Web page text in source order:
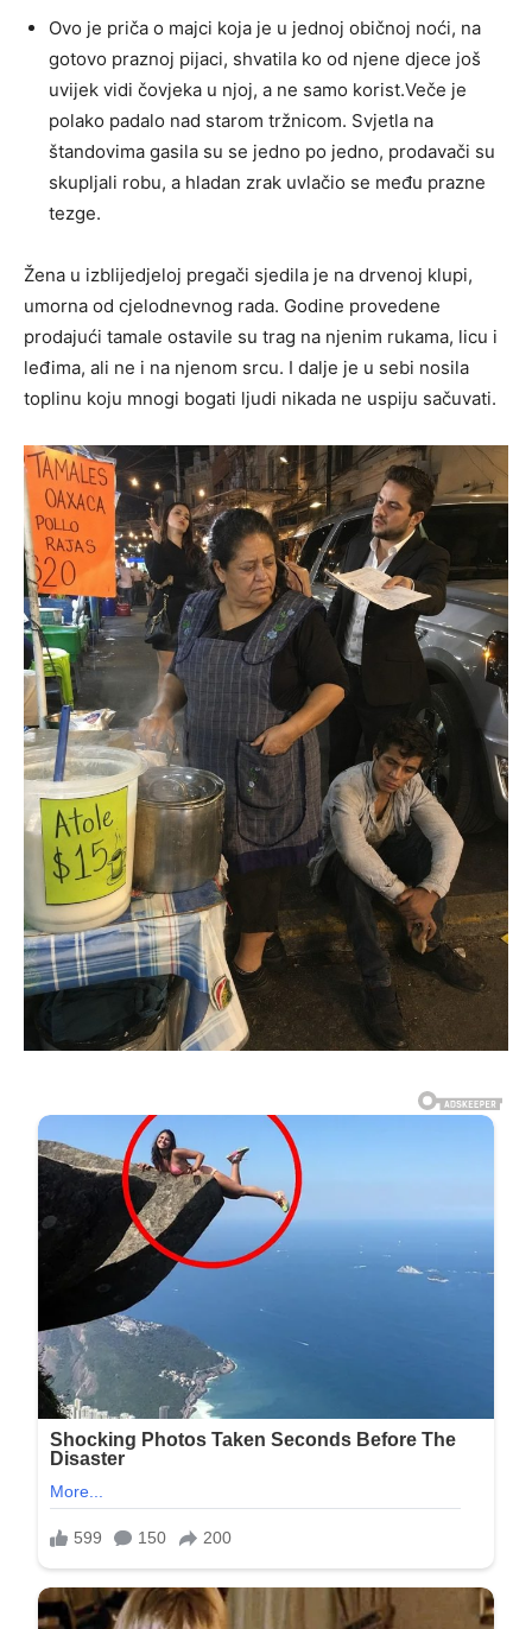
Ovo je priča o majci koja je u jednoj običnoj noći, na
gotovo praznoj pijaci, shvatila ko od njene djece još
uvijek vidi čovjeka u njoj, a ne samo korist.Veče je
polako padalo nad starom tržnicom. Svjetla na
štandovima gasila su se jedno po jedno, prodavači su
skupljali robu, a hladan zrak uvlačio se među prazne
tezge.
Žena u izblijedjeloj pregači sjedila je na drvenoj klupi,
umorna od cjelodnevnog rada. Godine provedene
prodajući tamale ostavile su trag na njenim rukama, licu i
leđima, ali ne i na njenom srcu. I dalje je u sebi nosila
toplinu koju mnogi bogati ljudi nikada ne uspiju sačuvati.